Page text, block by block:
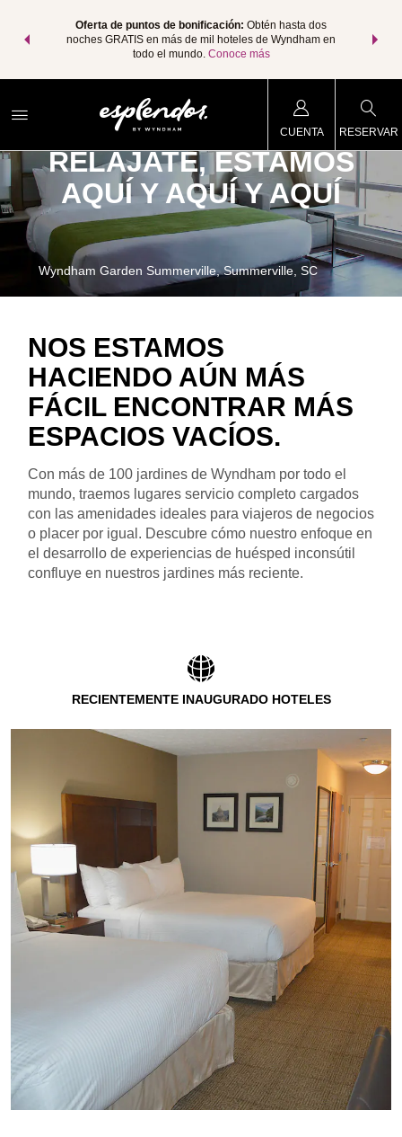
Oferta de puntos de bonificación:Obtén hasta dos
noches GRATIS en más de mil hoteles de Wyndham en
todo el mundo. Conoce más
de viaje
CUENTA RESERVAR
RELÁJATE, ESTAMOS
AQUÍ Y AQUÍ Y AQUÍ
Wyndham Garden Summerville, Summerville, SC
NOS ESTAMOS
HACIENDO AÚN MÁS
FÁCIL ENCONTRAR MÁS
ESPACIOS VACÍOS.
Con más de 100 jardines de Wyndham por todo el
mundo, traemos lugares servicio completo cargados
con las amenidades ideales para viajeros de negocios
o placer por igual. Descubre cómo nuestro enfoque en
el desarrollo de experiencias de huésped inconsútil
confluye en nuestros jardines más reciente.
RECIENTEMENTE INAUGURADO HOTELES